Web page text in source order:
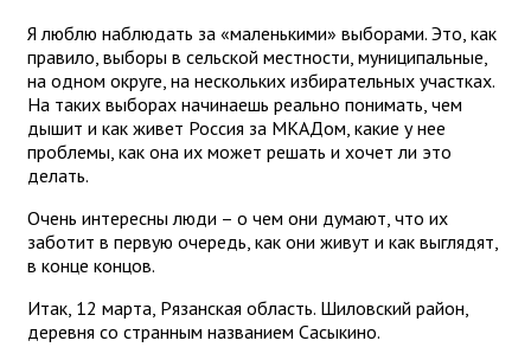
Я люблю наблюдать за «маленькими» выборами. Это, как
правило, выборы в сельской местности, муниципальные,
на одном округе, на нескольких избирательных участках.
На таких выборах начинаешь реально понимать, чем
дышит и как живет Россия за МКАДом, какие у нее
проблемы, как она их может решать и хочет ли это
делать.
Очень интересны люди – о чем они думают, что их
заботит в первую очередь, как они живут и как выглядят,
в конце концов.
Итак, 12 марта, Рязанская область. Шиловский район,
деревня со странным названием Сасыкино.